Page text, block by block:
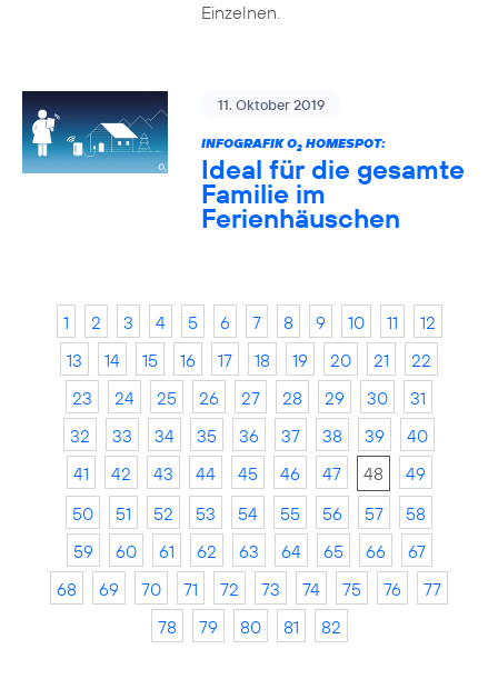
Einzelnen.
11. Oktober 2019
INFOGRAFIK O2HOMESPOT:
Ideal für die gesamte
Familie im
Ferienhäuschen
1 2 3 4 5 6 7 8 9 10 11
12
13
14 15 16 17 18 19 20 21
22
23
24 25 26 27 28 29 30
31
32
33 34 35 36 37 38 39
40
41
42 43 44 45 46 47 48
49
50
51 52 53 54 55 56 57
58
59
60 61 62 63 64 65 66
67
68
69 70 71 72 73 74 75 76
77
78
79 80 81 82